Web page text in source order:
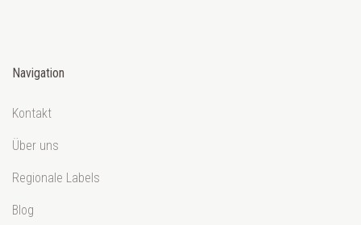
Navigation
Kontakt
Über uns
Regionale Labels
Blog